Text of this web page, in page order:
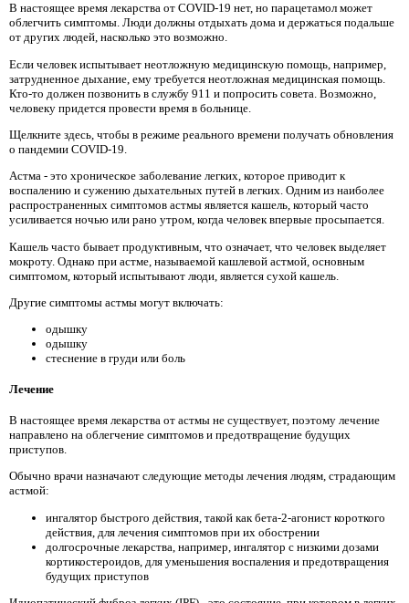
В настоящее время лекарства от COVID-19 нет, но парацетамол может
облегчить симптомы. Люди должны отдыхать дома и держаться подальше
от других людей, насколько это возможно.
Если человек испытывает неотложную медицинскую помощь, например,
затрудненное дыхание, ему требуется неотложная медицинская помощь.
Кто-то должен позвонить в службу 911 и попросить совета. Возможно,
человеку придется провести время в больнице.
Щелкните здесь, чтобы в режиме реального времени получать обновления
о пандемии COVID-19.
Астма - это хроническое заболевание легких, которое приводит к
воспалению и сужению дыхательных путей в легких. Одним из наиболее
распространенных симптомов астмы является кашель, который часто
усиливается ночью или рано утром, когда человек впервые просыпается.
Кашель часто бывает продуктивным, что означает, что человек выделяет
мокроту. Однако при астме, называемой кашлевой астмой, основным
симптомом, который испытывают люди, является сухой кашель.
Другие симптомы астмы могут включать:
одышку
одышку
стеснение в груди или боль
Лечение
В настоящее время лекарства от астмы не существует, поэтому лечение
направлено на облегчение симптомов и предотвращение будущих
приступов.
Обычно врачи назначают следующие методы лечения людям, страдающим
астмой:
ингалятор быстрого действия, такой как бета-2-агонист короткого
действия, для лечения симптомов при их обострении
долгосрочные лекарства, например, ингалятор с низкими дозами
кортикостероидов, для уменьшения воспаления и предотвращения
будущих приступов